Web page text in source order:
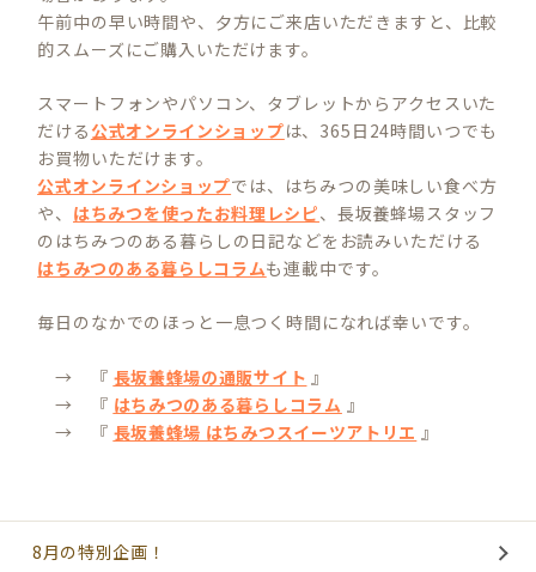
午前中の早い時間や、夕方にご来店いただきますと、比較
的スムーズにご購入いただけます。
スマートフォンやパソコン、タブレットからアクセスいた
だける 公式オンラインショップは、365日24時間いつでも
お買物いただけます。
公式オンラインショップでは、はちみつの美味しい食べ方
や、 はちみつを使ったお料理レシピ、長坂養蜂場スタッフ
のはちみつのある暮らしの日記などをお読みいただける
はちみつのある暮らしコラムも連載中です。
毎日のなかでのほっと一息つく時間になれば幸いです。
→ 『 長坂養蜂場の通販サイト 』
→ 『 はちみつのある暮らしコラム 』
→ 『 長坂養蜂場 はちみつスイーツアトリエ 』
8月の特別企画！